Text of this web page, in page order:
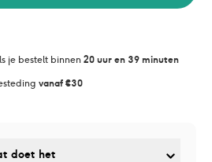
je bestelt binnen 20 uur en 39 minuten
vanaf €30
doet het